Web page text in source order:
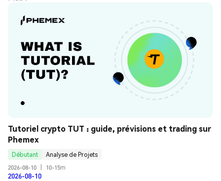
Tutoriel crypto TUT : guide, prévisions et trading sur
Phemex
Débutant
Analyse de Projets
2026-08-10
10-15m
2026-08-10